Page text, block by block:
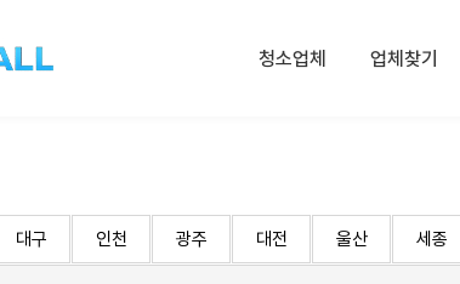
청소업체 업체찾기
대구 인천 광주 대전 울산 세종